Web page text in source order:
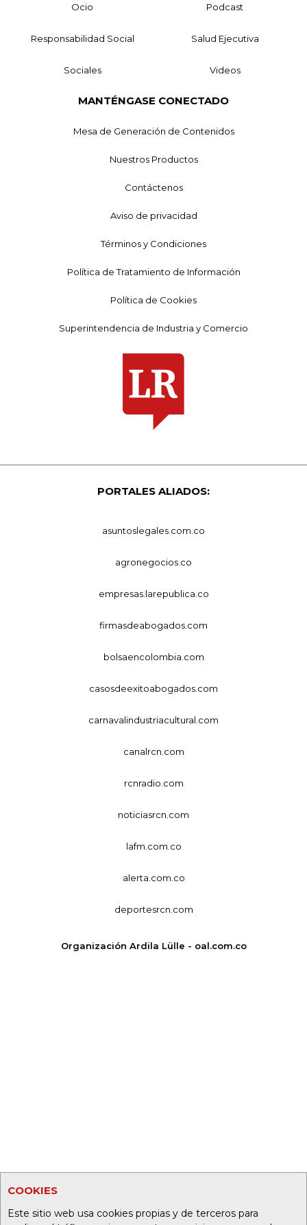
COOKIES
Este sitio web usa cookies propias y de terceros para
Ocio Podcast
Responsabilidad Social Salud Ejecutiva
Sociales Videos
MANTÉNGASE CONECTADO
Mesa de Generación de Contenidos
Nuestros Productos
Contáctenos
Aviso de privacidad
Términos y Condiciones
Política de Tratamiento de Información
Política de Cookies
Superintendencia de Industria y Comercio
PORTALES ALIADOS:
asuntoslegales.com.co
agronegocios.co
empresas.larepublica.co
firmasdeabogados.com
bolsaencolombia.com
casosdeexitoabogados.com
carnavalindustriacultural.com
canalrcn.com
rcnradio.com
noticiasrcn.com
lafm.com.co
alerta.com.co
deportesrcn.com
Organización Ardila Lülle - oal.com.co